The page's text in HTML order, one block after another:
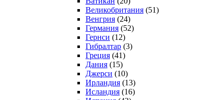
Великобритания (51)
Венгрия (24)
Германия (52)
Гернси (12)
Гибралтар (3)
Греция (41)
Дания (15)
Джерси (10)
Ирландия (13)
Исландия (16)